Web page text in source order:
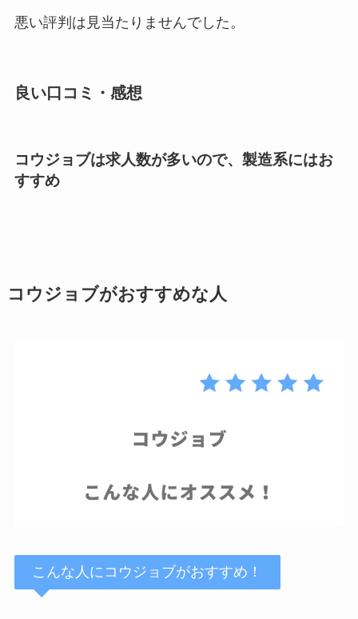
悪い評判は見当たりませんでした。
良い口コミ・感想
コウジョブは求人数が多いので、製造系にはお
すすめ
コウジョブがおすすめな人
こんな人にコウジョブがおすすめ！